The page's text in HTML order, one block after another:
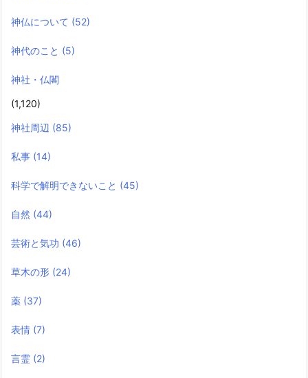
神仏について (52)
神代のこと (5)
神社・仏閣
(1,120)
神社周辺 (85)
私事 (14)
科学で解明できないこと (45)
自然 (44)
芸術と気功 (46)
草木の形 (24)
薬 (37)
表情 (7)
言霊 (2)